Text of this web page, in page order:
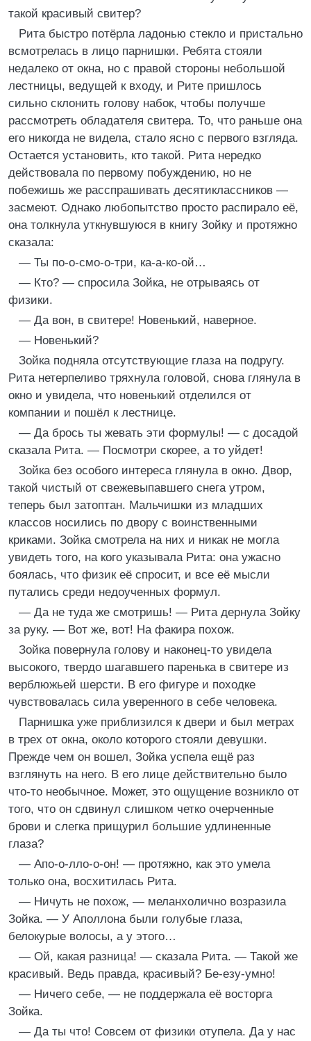
такой красивый свитер?
Рита быстро потёрла ладонью стекло и пристально
всмотрелась в лицо парнишки. Ребята стояли
недалеко от окна, но с правой стороны небольшой
лестницы, ведущей к входу, и Рите пришлось
сильно склонить голову набок, чтобы получше
рассмотреть обладателя свитера. То, что раньше она
его никогда не видела, стало ясно с первого взгляда.
Остается установить, кто такой. Рита нередко
действовала по первому побуждению, но не
побежишь же расспрашивать десятиклассников —
засмеют. Однако любопытство просто распирало её,
она толкнула уткнувшуюся в книгу Зойку и протяжно
сказала:
— Ты по-о-смо-о-три, ка-а-ко-ой…
— Кто? — спросила Зойка, не отрываясь от
физики.
— Да вон, в свитере! Новенький, наверное.
— Новенький?
Зойка подняла отсутствующие глаза на подругу.
Рита нетерпеливо тряхнула головой, снова глянула в
окно и увидела, что новенький отделился от
компании и пошёл к лестнице.
— Да брось ты жевать эти формулы! — с досадой
сказала Рита. — Посмотри скорее, а то уйдет!
Зойка без особого интереса глянула в окно. Двор,
такой чистый от свежевыпавшего снега утром,
теперь был затоптан. Мальчишки из младших
классов носились по двору с воинственными
криками. Зойка смотрела на них и никак не могла
увидеть того, на кого указывала Рита: она ужасно
боялась, что физик её спросит, и все её мысли
путались среди недоученных формул.
— Да не туда же смотришь! — Рита дернула Зойку
за руку. — Вот же, вот! На факира похож.
Зойка повернула голову и наконец-то увидела
высокого, твердо шагавшего паренька в свитере из
верблюжьей шерсти. В его фигуре и походке
чувствовалась сила уверенного в себе человека.
Парнишка уже приблизился к двери и был метрах
в трех от окна, около которого стояли девушки.
Прежде чем он вошел, Зойка успела ещё раз
взглянуть на него. В его лице действительно было
что-то необычное. Может, это ощущение возникло от
того, что он сдвинул слишком четко очерченные
брови и слегка прищурил большие удлиненные
глаза?
— Апо-о-лло-о-он! — протяжно, как это умела
только она, восхитилась Рита.
— Ничуть не похож, — меланхолично возразила
Зойка. — У Аполлона были голубые глаза,
белокурые волосы, а у этого…
— Ой, какая разница! — сказала Рита. — Такой же
красивый. Ведь правда, красивый? Бе-езу-умно!
— Ничего себе, — не поддержала её восторга
Зойка.
— Да ты что! Совсем от физики отупела. Да у нас